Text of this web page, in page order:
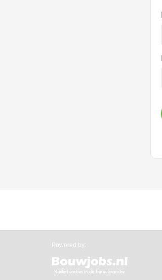
Powered by: